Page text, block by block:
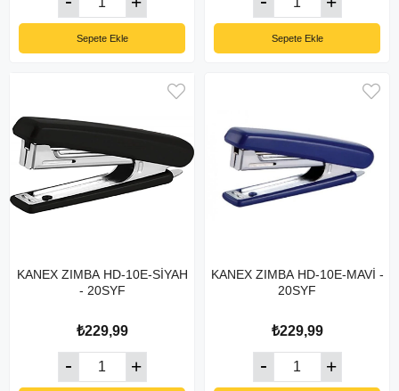
Sepete Ekle Sepete Ekle
KANEX ZIMBA HD-10E-SİYAH
- 20SYF
₺229,99
KANEX ZIMBA HD-10E-MAVİ -
20SYF
₺229,99